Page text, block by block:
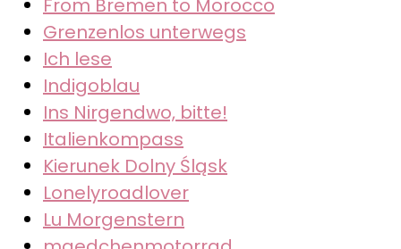
From Bremen to Morocco
Grenzenlos unterwegs
Ich lese
Indigoblau
Ins Nirgendwo, bitte!
Italienkompass
Kierunek Dolny Śląsk
Lonelyroadlover
Lu Morgenstern